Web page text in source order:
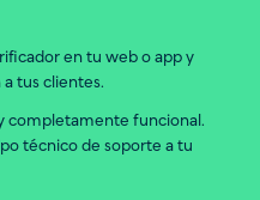
en tu web o app y
tus clientes.
completamente funcional.
técnico de soporte a tu